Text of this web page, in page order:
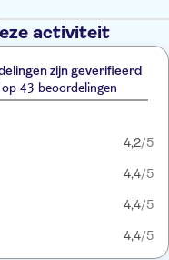
activiteit
zijn geverifieerd
op 43 beoordelingen
4,2/5
4,4/5
4,4/5
4,4/5